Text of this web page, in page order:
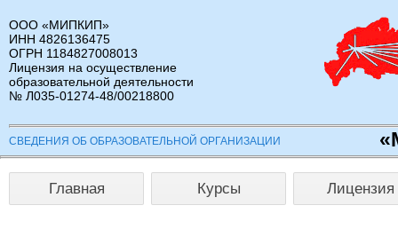
ООО «МИПКИП»
ИНН 4826136475
ОГРН 1184827008013
Лицензия на осуществление
образовательной деятельности
№ Л035-01274-48/00218800
СВЕДЕНИЯ ОБ ОБРАЗОВАТЕЛЬНОЙ ОРГАНИЗАЦИИ
Главная Курсы Лицензия